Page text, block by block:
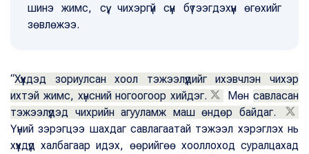
шинэ жимс, сүү, чихэргүй сүүн бүтээгдэхүүн өгөхийг
зөвлөжээ.
“Хүүхдэд зориулсан хоол тэжээлүүдийг ихэвчлэн чихэр
ихтэй жимс, хүнсний ногоогоор хийдэг.
Мөнсавласан
тэжээлүүдэд чихрийн агууламж маш өндөр байдаг.
Үүний зэрэгцээ шахдаг савлагаатай тэжээл хэрэглэх нь
хүүхдүүд халбагаар идэх, өөрийгөө хооллоход суралцахад